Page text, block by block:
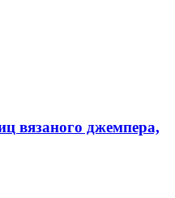
вязаного джемпера,